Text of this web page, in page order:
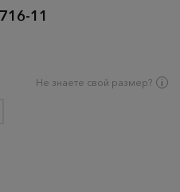
11
Не знаете свой размер?